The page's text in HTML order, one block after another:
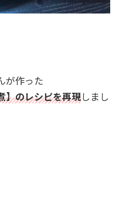
が作った
】のレシピを再現しまし